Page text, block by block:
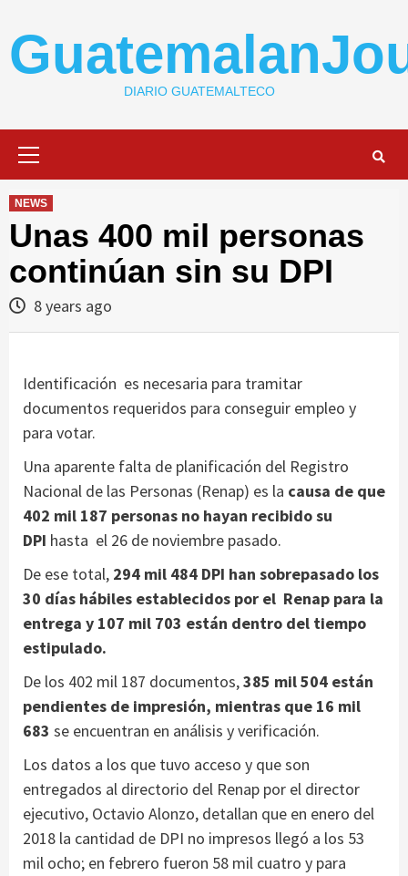
content
DIARIO GUATEMALTECO
NEWS
Unas 400 mil personas
continúan sin su DPI
8 years ago
Identificación es necesaria para tramitar
documentos requeridos para conseguir empleo y
para votar.
Una aparente falta de planificación del Registro
Nacional de las Personas (Renap) es la causa de que
402 mil 187 personas no hayan recibido su
DPI hasta el 26 de noviembre pasado.
De ese total, 294 mil 484 DPI han sobrepasado los
30 días hábiles establecidos por el Renap para la
entrega y 107 mil 703 están dentro del tiempo
estipulado.
De los 402 mil 187 documentos,385 mil 504 están
pendientes de impresión, mientras que 16 mil
683 se encuentran en análisis y verificación.
Los datos a los que tuvo acceso y que son
entregados al directorio del Renap por el director
ejecutivo, Octavio Alonzo, detallan que en enero del
2018 la cantidad de DPI no impresos llegó a los 53
mil ocho; en febrero fueron 58 mil cuatro y para